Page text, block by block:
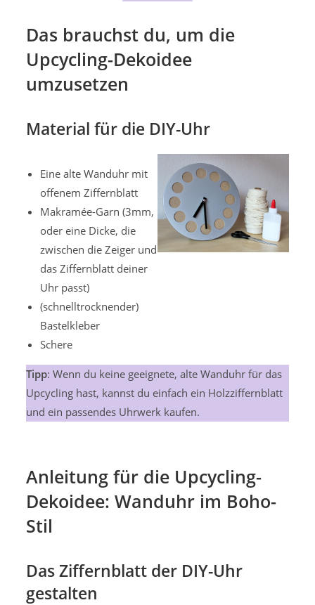
Das brauchst du, um die
Upcycling-Dekoidee
umzusetzen
Material für die DIY-Uhr
Eine alte Wanduhr mit
offenem Ziffernblatt
Makramée-Garn (3mm,
oder eine Dicke, die
zwischen die Zeiger und
das Ziffernblatt deiner
Uhr passt)
(schnelltrocknender)
Bastelkleber
Schere
Tipp: Wenn du keine geeignete, alte Wanduhr für das
Upcycling hast, kannst du einfach ein Holzziffernblatt
und ein passendes Uhrwerk kaufen.
Anleitung für die Upcycling-
Dekoidee: Wanduhr im Boho-
Stil
Das Ziffernblatt der DIY-Uhr
gestalten